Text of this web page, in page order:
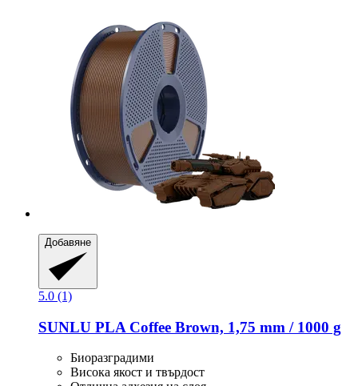
Добавяне
5.0 (1)
SUNLU PLA Coffee Brown, 1,75 mm / 1000 g
Биоразградими
Висока якост и твърдост